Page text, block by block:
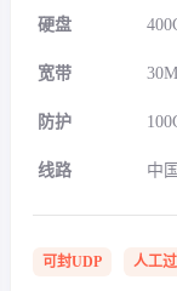
硬盘
宽带
防护
线路 中
可封UDP 人工